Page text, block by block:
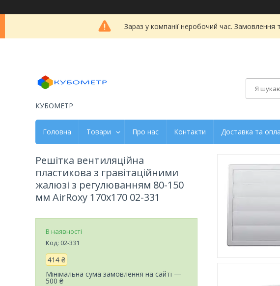
Зараз у компанії неробочий час.
КУБОМЕТР
Головна Товари Про нас Контакти Доставка та
Решітка вентиляційна
пластикова з гравітаційними
жалюзі з регулюванням 80-150
мм AirRoxy 170x170 02-331
В наявності
Код: 02-331
414 ₴
Мінімальна сума замовлення на сайті —
500 ₴